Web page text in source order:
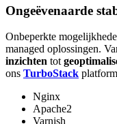
Ongeëvenaarde
Onbeperkte
managed oplossingen.
inzichten tot
ons TurboStack
Nginx
Apache2
Varnish